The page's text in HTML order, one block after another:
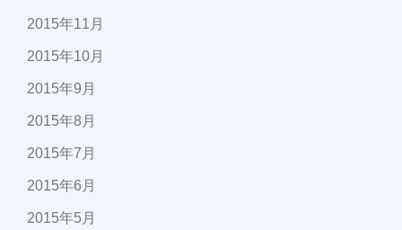
2015年11月
2015年10月
2015年9月
2015年8月
2015年7月
2015年6月
2015年5月